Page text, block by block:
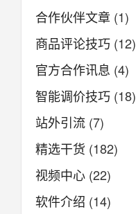
合作伙伴文章 (1)
商品评论技巧 (12)
官方合作讯息 (4)
智能调价技巧 (18)
站外引流 (7)
精选干货 (182)
视频中心 (22)
软件介绍 (14)